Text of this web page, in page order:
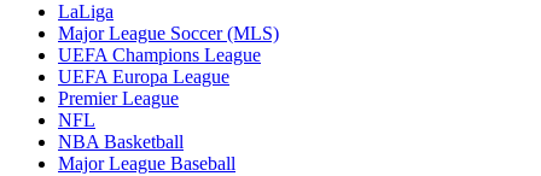
LaLiga
Major League Soccer (MLS)
UEFA Champions League
UEFA Europa League
Premier League
NFL
NBA Basketball
Major League Baseball